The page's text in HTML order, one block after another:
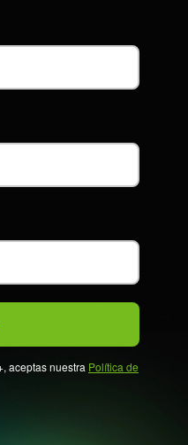
aceptas nuestra Política de